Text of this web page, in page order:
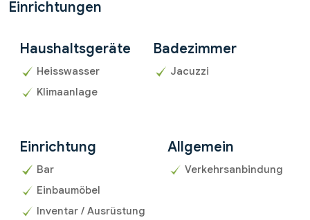
Einrichtungen
Haushaltsgeräte
Heisswasser
Klimaanlage
Badezimmer
Jacuzzi
Einrichtung
Bar
Einbaumöbel
Inventar / Ausrüstung
Allgemein
Verkehrsanbindung